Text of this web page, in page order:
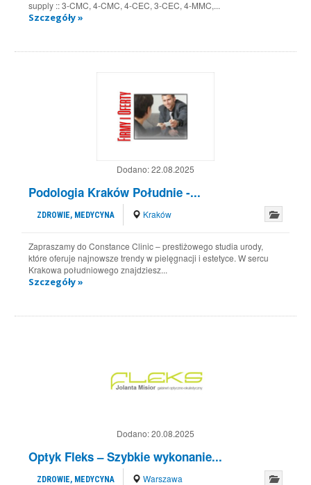
supply :: 3-CMC, 4-CMC, 4-CEC, 3-CEC, 4-MMC,...
Szczegóły »
Dodano:22.08.2025
Podologia Kraków Południe -...
ZDROWIE, MEDYCYNA Kraków
Zapraszamy do Constance Clinic – prestiżowego studia urody,
które oferuje najnowsze trendy w pielęgnacji i estetyce. W sercu
Krakowa południowego znajdziesz...
Szczegóły »
Dodano:20.08.2025
Optyk Fleks – Szybkie wykonanie...
ZDROWIE, MEDYCYNA Warszawa